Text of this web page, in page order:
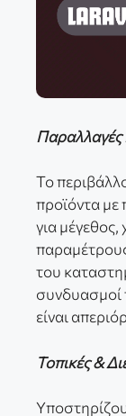
Το
προϊόντα με
για
του
συνδυασμοί
είναι
Τοπικές &